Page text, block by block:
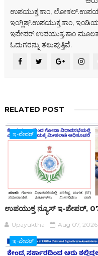
ಉಪಯುಕ್ತ.ಕಾಂ,
ಇಂಗ್ಲಿಷ್.ಉಪಯುಕ್ತ.ಕಾಂ,
ಇಪೇಪರ್‌.ಉಪಯುಕ್ತ.ಕಾಂ
ಓದುಗರನ್ನು ತಲುಪುತ್ತಿವೆ.
RELATED POST
ಇ-ಪೇಪರ್‌
ಉಪಯುಕ್ತ ನ್ಯೂಸ್ ಇ-ಪೇಪರ್, 07
Upayuktha Aug 07, 2026
ಇ-ಪೇಪರ್‌